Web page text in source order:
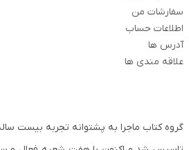
سفارشات من
اطلاعات حساب
آدرس ها
علاقه مندی ها